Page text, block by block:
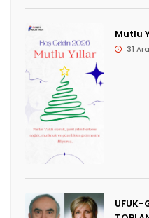
Mutlu
31
UFUK-